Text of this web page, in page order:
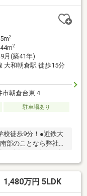
2
2
月(築41年)
大和朝倉駅 徒歩15分
市朝倉台東４
駐車場あり
校徒歩9分！●近鉄大
部のことなら弊社に
！近くによったから
請求・物件見学の
求ボタ ン」からお
まとめローンなど、
1,480万円 5LDK